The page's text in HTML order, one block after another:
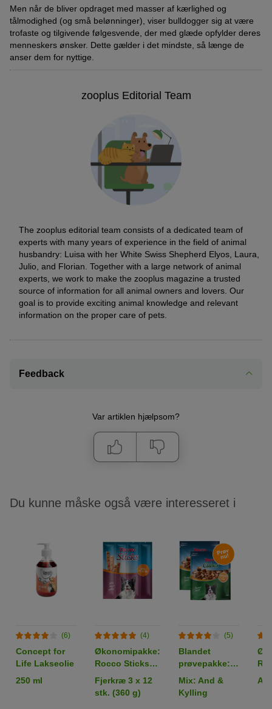
Men når de bliver opdraget med masser af kærlighed og
tålmodighed (og små belønninger), viser bulldogger sig at være
trofaste og tilgivende følgesvende, der med glæde opfylder deres
menneskers ønsker. Dette gælder i det mindste, så længe de
anser dem for nyttige.
zooplus Editorial Team
The zooplus editorial team consists of a dedicated team of
experts with many years of experience in the field of animal
husbandry: Luisa with her White Swiss Shepherd Elyos, Laura,
Julio, and Florian. Together with a large network of animal
experts, we work to make the zooplus magazine a trusted
source of information for all animal owners and lovers. Our
goal is to provide exciting animal knowledge and relevant
information on the proper care of pets.
Feedback
Var artiklen hjælpsom?
Du kunne måske også være interesseret i
(6)
Concept for
Life Lakseolie
250 ml
(4)
Økonomipakke:
Rocco Sticks
36 stk.
Fjerkræ 3 x 12
stk. (360 g)
(5)
Blandet
prøvepakke:
Rocco Cubes
Mix: And &
Kylling